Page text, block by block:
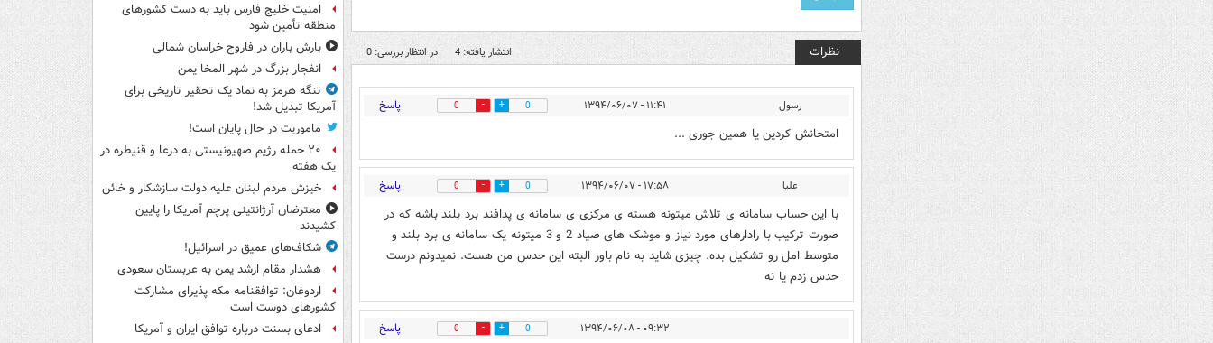
نظرات انتشار یافته: 4 در انتظار بررسی: 0
رسول ۱۱:۴۱ - ۱۳۹۴/۰۶/۰۷ 0
0 پاسخ
امتحانش کردین یا همین جوری ...
علیا ۱۷:۵۸ - ۱۳۹۴/۰۶/۰۷ 0
0 پاسخ
با این حساب سامانه ی تلاش میتونه هسته ی مرکزی ی سامانه ی پدافند برد بلند باشه که در
صورت ترکیب با رادارهای مورد نیاز و موشک های صیاد 2 و 3 میتونه یک سامانه ی برد بلند و
متوسط امل رو تشکیل بده. چیزی شاید به نام باور البته این حدس من هست. نمیدونم درست
حدس زدم یا نه
۰۹:۳۲ - ۱۳۹۴/۰۶/۰۸ 0
0 پاسخ
امنیت خلیج فارس باید به دست کشورهای
منطقه تأمین شود
بارش باران در فاروج خراسان شمالی
انفجار بزرگ در شهر المخا یمن
تنگه هرمز به نماد یک تحقیر تاریخی برای
آمریکا تبدیل شد!
ماموریت در حال پایان است!
۲۰ حمله رژیم صهیونیستی به درعا و قنیطره در
یک هفته
خیزش مردم لبنان علیه دولت سازشکار و خائن
معترضان آرژانتینی پرچم آمریکا را پایین
کشیدند
شکاف‌های عمیق در اسرائیل!
هشدار مقام ارشد یمن به عربستان سعودی
اردوغان: توافقنامه مکه پذیرای مشارکت
کشورهای دوست است
ادعای بسنت درباره توافق ایران و آمریکا